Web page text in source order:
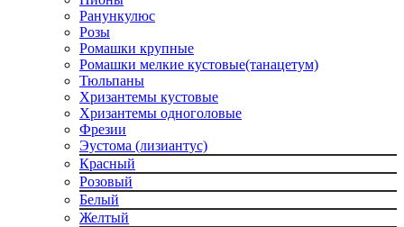
Ранункулюс
Розы
Ромашки крупные
Ромашки мелкие кустовые(танацетум)
Тюльпаны
Хризантемы кустовые
Хризантемы одноголовые
Фрезии
Эустома (лизиантус)
Красный
Розовый
Белый
Желтый